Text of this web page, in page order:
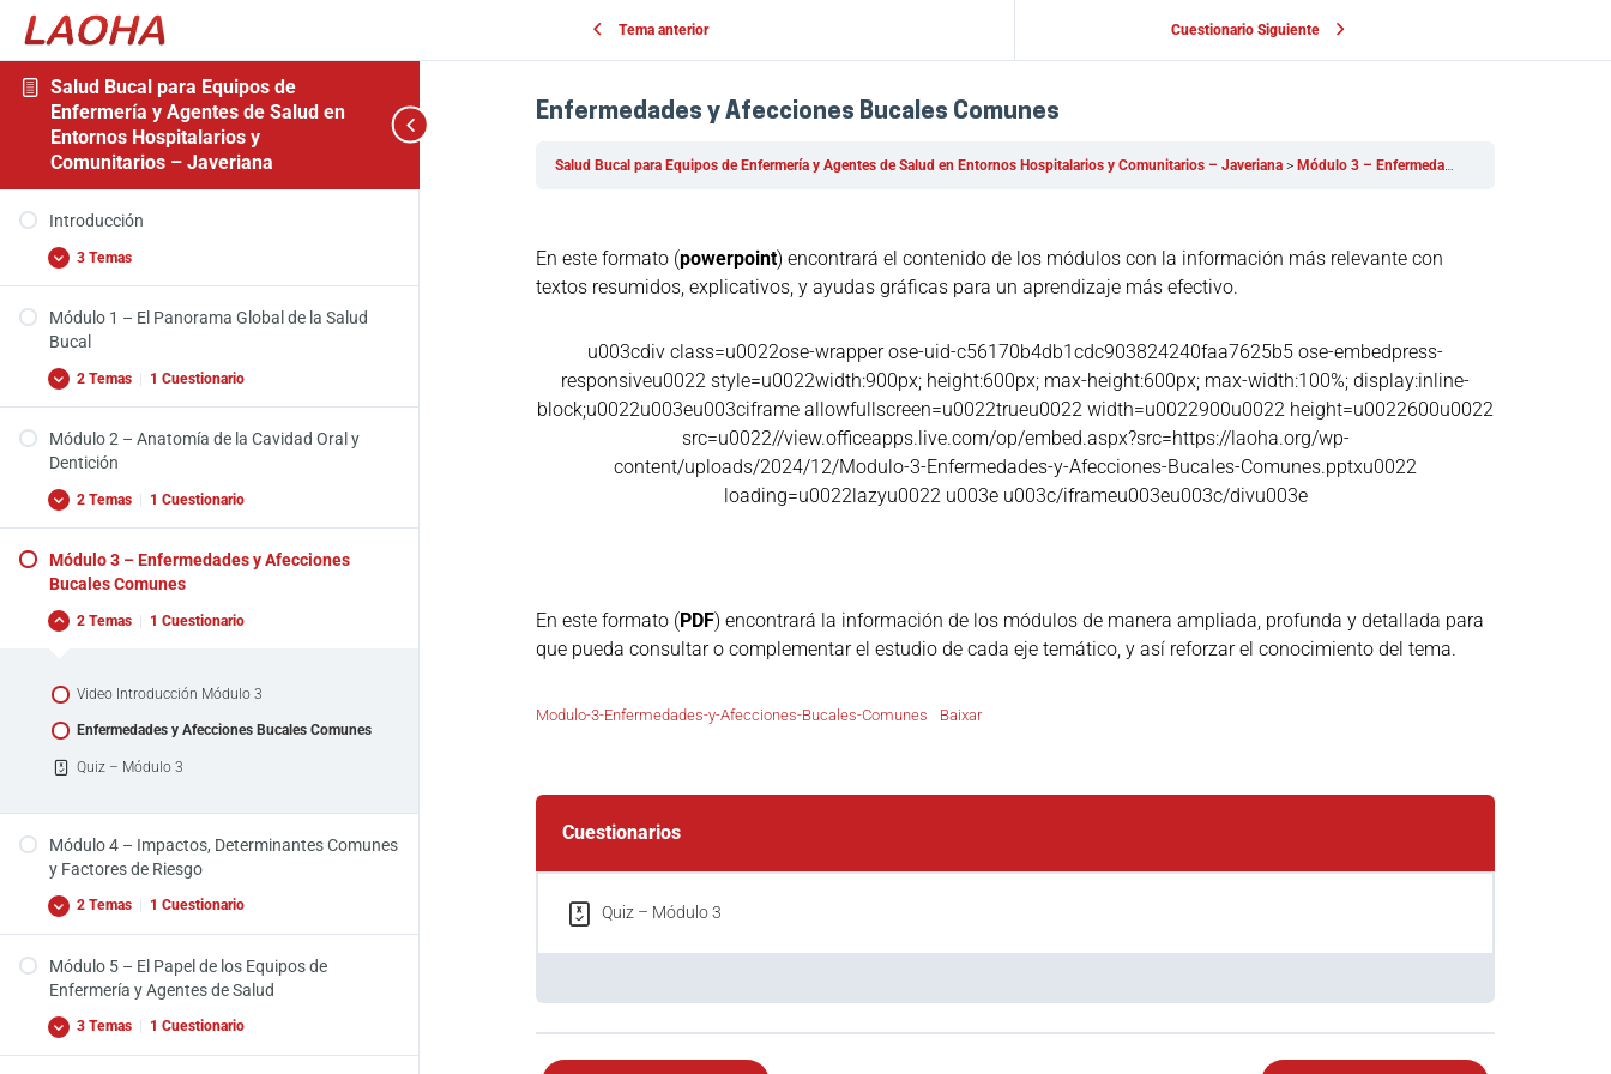
Salud Bucal para Equipos de
Enfermería y Agentes de Salud en
Entornos Hospitalarios y
Comunitarios – Javeriana
Introducción
todo
3 Temas
Video de bienvenida
Introducción
Módulo 1 – El Panorama Global de la Salud
Bucal
1
El
Panorama
Global
la
Salud
2 Temas | 1 Cuestionario
Video Introducción Módulo 1
Quiz – Módulo 1
Módulo 2 – Anatomía de la Cavidad Oral y
Dentición
2
Anatomía
de
la
Oral
y
2 Temas | 1 Cuestionario
Video Introducción Módulo 2
Módulo 3 – Enfermedades y Afecciones
Bucales Comunes
3
Enfermedades
y
Afecciones
Comunes
2 Temas | 1 Cuestionario
Video Introducción Módulo 3
Enfermedades y Afecciones Bucales Comunes
Quiz – Módulo 3
Módulo 4 – Impactos, Determinantes Comunes
y Factores de Riesgo
4
Impactos,
Determinantes
Comunes
Factores
de
2 Temas 1 Cuestionario
Video Introducción Módulo 4
Impactos, Determinantes Comunes y Factores
Módulo 5 – El Papel de los Equipos de
Enfermería y Agentes de Salud
5
El
Papel
de
Equipos
de
y
Agentes
de
Salud
3 Temas 1 Cuestionario
Para
el
Curso
Tema anterior Cuestionario Siguiente
Enfermedades y Afecciones Bucales Comunes
Salud Bucal para Equipos de Enfermería y Agentes de Salud en Entornos Hospitalarios y Comunitarios – Javeriana Módulo 3 – Enfermedades y Afecciones Bucales Comunes
En este formato (powerpoint) encontrará el contenido de los módulos con la información más relevante con
textos resumidos, explicativos, y ayudas gráficas para un aprendizaje más efectivo.
u003cdiv class=u0022ose-wrapper ose-uid-c56170b4db1cdc903824240faa7625b5 ose-embedpress-
responsiveu0022 style=u0022width:900px; height:600px; max-height:600px; max-width:100%; display:inline-
block;u0022u003eu003ciframe allowfullscreen=u0022trueu0022 width=u0022900u0022 height=u0022600u0022
src=u0022//view.officeapps.live.com/op/embed.aspx?src=https://laoha.org/wp-
content/uploads/2024/12/Modulo-3-Enfermedades-y-Afecciones-Bucales-Comunes.pptxu0022
loading=u0022lazyu0022 u003e u003c/iframeu003eu003c/divu003e
En este formato (PDF) encontrará la información de los módulos de manera ampliada, profunda y detallada para
que pueda consultar o complementar el estudio de cada eje temático, y así reforzar el conocimiento del tema.
Modulo-3-Enfermedades-y-Afecciones-Bucales-Comunes Baixar
Cuestionarios
Quiz – Módulo 3